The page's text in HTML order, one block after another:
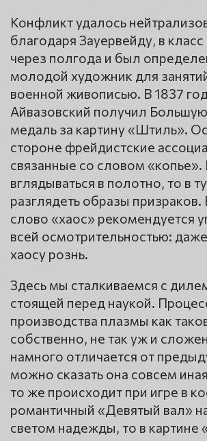
Конфликт удалось
благодаря Зауервейду, в
через полгода и был
молодой художник для
военной живописью. В 1837
Айвазовский получил
медаль за картину «Штиль».
стороне фрейдистские
связанные со словом «копье».
вглядываться в полотно, то в
разглядеть образы
слово «хаос» рекомендуется
всей осмотрительностью:
хаосу рознь.
Здесь мы сталкиваемся с
стоящей перед наукой.
производства плазмы как
собственно, не так уж и
намного отличается от
можно сказать она совсем
то же происходит при игре в
романтичный «Девятый вал»
светом надежды, то в картине